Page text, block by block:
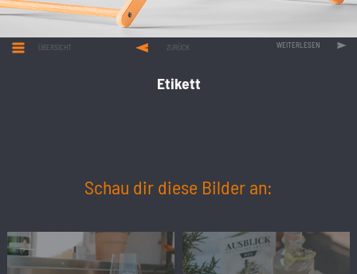
ÜBERSICHT ZURÜCK WEITERLESEN
Etikett
Schau dir diese Bilder an: